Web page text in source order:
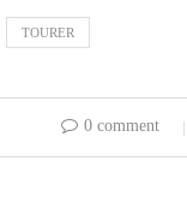
TOURER
0 comment